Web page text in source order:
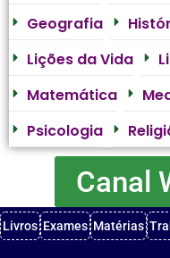
Geografia
Lições da Vida
Matemática
Psicologia
Canal
Livros Exames Matérias